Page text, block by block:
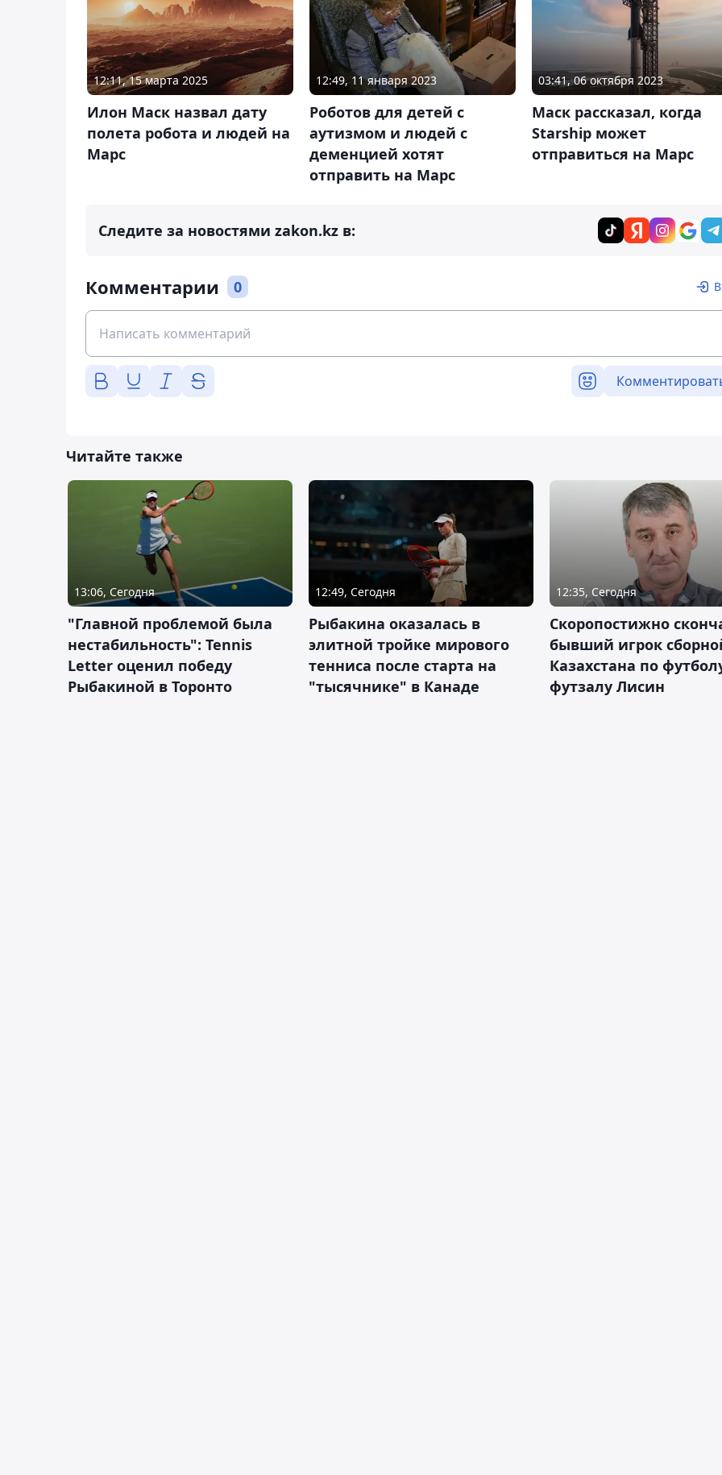
12:11, 15 марта 2025
Илон Маск назвал дату
полета робота и людей на
Марс
12:49, 11 января 2023
Роботов для детей с
аутизмом и людей с
деменцией хотят
отправить на Марс
03:41, 06 октября 2023
Маск рассказал, когда
Starship может
отправиться на Марс
Следите за новостями zakon.kz в:
Комментарии 0
Читайте также
13:06, Сегодня
"Главной проблемой была
нестабильность": Tennis
Letter оценил победу
Рыбакиной в Торонто
12:49, Сегодня
Рыбакина оказалась в
элитной тройке мирового
тенниса после старта на
"тысячнике" в Канаде
12:35, Сегодня
Скоропостижно
бывший игрок
Казахстана по
футзалу Лисин